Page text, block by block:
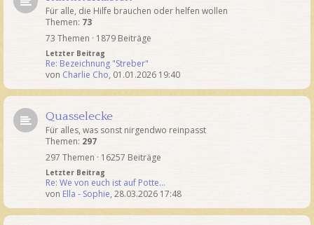
Für alle, die Hilfe brauchen oder helfen wollen
Themen: 73
73 Themen · 1879 Beiträge
Letzter Beitrag
Re: Bezeichnung "Streber"
von Charlie Cho, 01.01.2026 19:40
Quasselecke
Für alles, was sonst nirgendwo reinpasst
Themen: 297
297 Themen · 16257 Beiträge
Letzter Beitrag
Re: We von euch ist auf Potte…
von Ella - Sophie, 28.03.2026 17:48